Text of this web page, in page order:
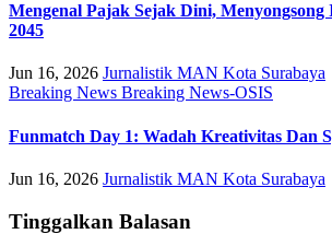
Mengenal Pajak Sejak Dini, Menyongsong
2045
Jun 16, 2026 Jurnalistik MAN Kota Surabaya
Breaking News Breaking News-OSIS
Funmatch Day 1: Wadah Kreativitas Dan
Jun 16, 2026 Jurnalistik MAN Kota Surabaya
Tinggalkan Balasan